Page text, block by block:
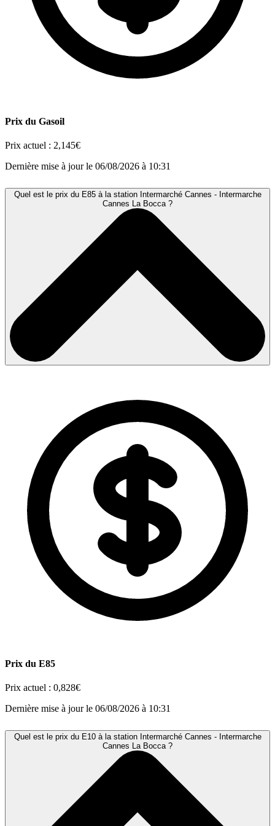
Prix du Gasoil
Prix actuel : 2,145€
Dernière mise à jour le 06/08/2026 à 10:31
Quel est le prix du E85 à la station Intermarché Cannes - Intermarche
Cannes La Bocca ?
Prix du E85
Prix actuel : 0,828€
Dernière mise à jour le 06/08/2026 à 10:31
Quel est le prix du E10 à la station Intermarché Cannes - Intermarche
Cannes La Bocca ?